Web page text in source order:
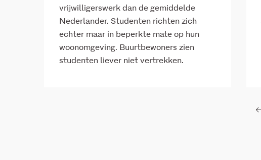
vrijwilligerswerk dan de gemiddelde
Nederlander. Studenten richten zich
echter maar in beperkte mate op hun
woonomgeving. Buurtbewoners zien
studenten liever niet vertrekken.